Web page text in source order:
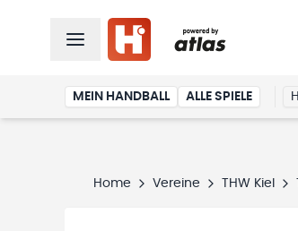
MEIN HANDBALL ALLE SPIELE
Home Vereine THW Kiel